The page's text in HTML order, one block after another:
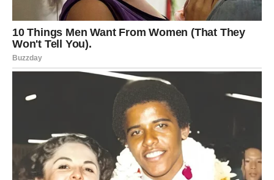
I mogao bi donijeti mnogo više koristi nego što sada
možete zamisliti.
LJUBAV DONOSI MIR KOJI STE
DUGO TRAŽILI
Ako ste slobodni, jun bi mogao donijeti osobu koja vas
osvaja iskrenošću, ozbiljnošću i osjećajem sigurnosti.
Neće biti potrebe za igrama.